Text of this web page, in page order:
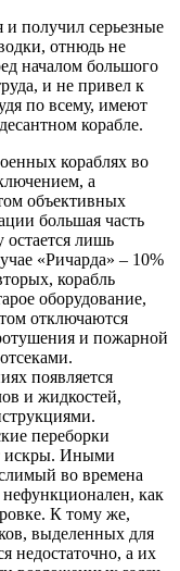
получил серьезные
отнюдь не
началом большого
и не привел к
по всему, имеют
корабле.
кораблях во
а
объективных
большая часть
остается лишь
«Ричарда» – 10%
корабль
оборудование,
отключаются
и пожарной
появляется
и жидкостей,
переборки
искры. Иными
во времена
нефункционален, как
К тому же,
выделенных для
недостаточно, а их